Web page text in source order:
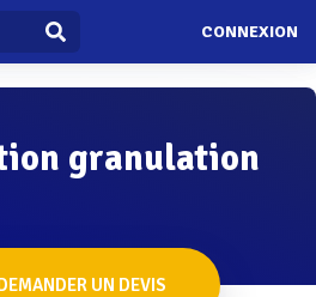
CONNEXION
granulation
UN DEVIS